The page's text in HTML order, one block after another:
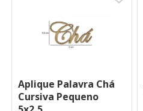
Aplique Palavra Chá
Cursiva Pequeno